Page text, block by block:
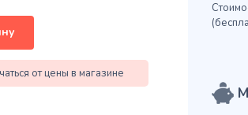
от цены в магазине